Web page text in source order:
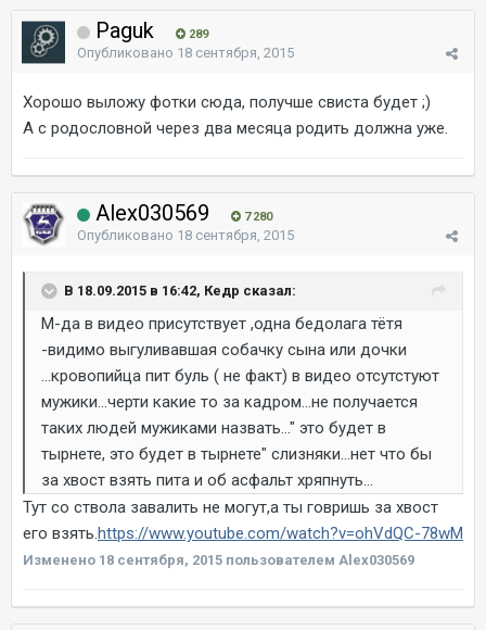
Paguk 289
Опубликовано 18 сентября, 2015
Хорошо выложу фотки сюда, получше свиста будет ;)
А с родословной через два месяца родить должна уже.
Alex030569 7 280
Опубликовано 18 сентября, 2015
В 18.09.2015 в 16:42, Кедр сказал:
М-да в видео присутствует ,одна бедолага тётя
-видимо выгуливавшая собачку сына или дочки
...кровопийца пит буль ( не факт) в видео отсутстуют
мужики...черти какие то за кадром...не получается
таких людей мужиками назвать..." это будет в
тырнете, это будет в тырнете" слизняки...нет что бы
за хвост взять пита и об асфальт хряпнуть...
Тут со ствола завалить не могут,а ты говришь за хвост
его взять.https://www.youtube.com/watch?v=ohVdQC-78wM
Изменено 18 сентября, 2015 пользователем Alex030569